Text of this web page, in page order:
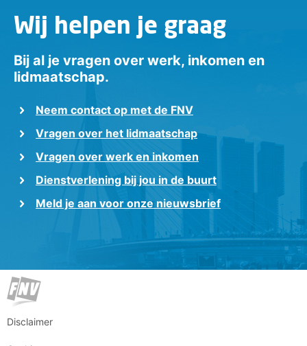
Wij helpen je graag
Bij al je vragen over werk, inkomen en
lidmaatschap.
Neem contact op met de FNV
Vragen over het lidmaatschap
Vragen over werk en inkomen
Dienstverlening bij jou in de buurt
Meld je aan voor onze nieuwsbrief
Disclaimer